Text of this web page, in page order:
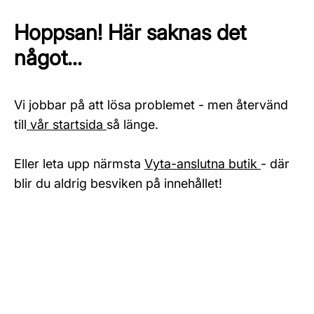
Hoppsan! Här saknas det
något...
Vi jobbar på att lösa problemet - men återvänd
till vår startsida så länge.
Eller leta upp närmsta Vyta-anslutna butik - där
blir du aldrig besviken på innehållet!